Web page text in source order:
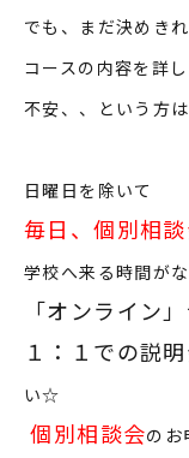
でも、まだ決めきれ
コースの内容を詳
不安、、という方は
日曜日を除いて
毎日、個別相
学校へ来る時間がな
「オンライン 」
１：１での説
い☆
個別相談会のお